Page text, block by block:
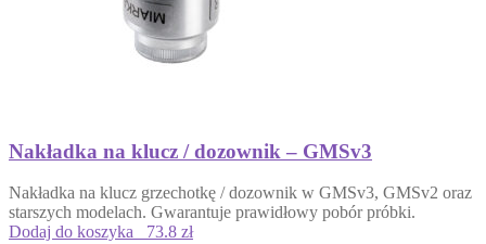
Nakładka na klucz / dozownik – GMSv3
Nakładka na klucz grzechotkę / dozownik w GMSv3, GMSv2 oraz
starszych modelach. Gwarantuje prawidłowy pobór próbki.
Dodaj do koszyka
73.8 zł